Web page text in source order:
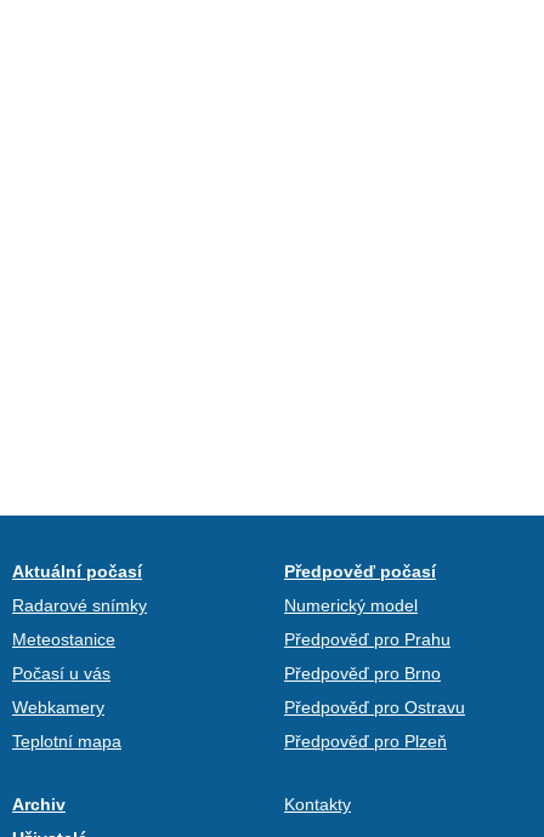
Aktuální počasí
Radarové snímky
Meteostanice
Počasí u vás
Webkamery
Teplotní mapa
Předpověď počasí
Numerický model
Předpověď pro Prahu
Předpověď pro Brno
Předpověď pro Ostravu
Předpověď pro Plzeň
Archiv
Kontakty